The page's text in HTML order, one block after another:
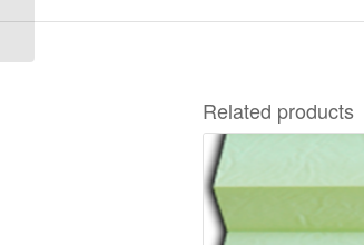
Related products